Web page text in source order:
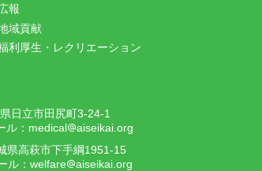
報
域貢献
利厚生・レクリエーション
日立市田尻町3-24-1
ル： medicalalternate_emailaiseikai org
県高萩市下手綱1951-15
ル： welfarealternate_emailaiseikai org